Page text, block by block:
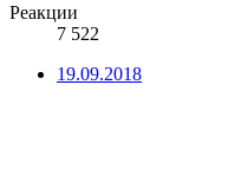
Реакции
7 522
19.09.2018